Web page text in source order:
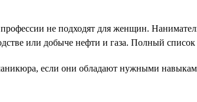
не подходят для женщин.
или добыче нефти и газа. Полный список
если они обладают нужными